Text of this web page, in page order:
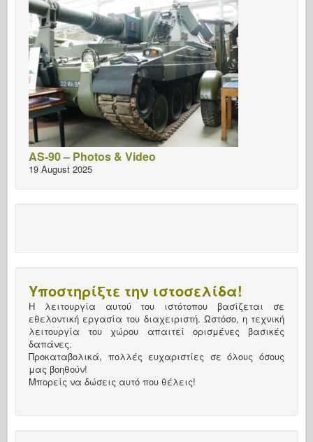
AS-90 – Photos & Video
19 August 2025
Υποστηρίξτε την ιστοσελίδα!
Η λειτουργία αυτού του ιστότοπου βασίζεται σε
εθελοντική εργασία του διαχειριστή. Ωστόσο, η τεχνική
λειτουργία του χώρου απαιτεί ορισμένες βασικές
δαπάνες.
Προκαταβολικά, πολλές ευχαριστίες σε όλους όσους
μας βοηθούν!
Μπορείς να δώσεις αυτό που θέλεις!